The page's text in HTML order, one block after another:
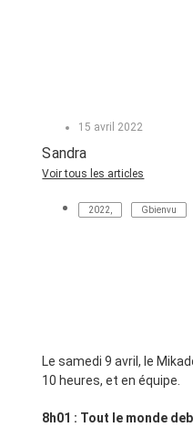
15 avril 2022
Sandra
Voir tous les articles
2022 Gbienvu
Le samedi 9 avril, le
10 heures, et en équipe.
8h01 : Tout le monde